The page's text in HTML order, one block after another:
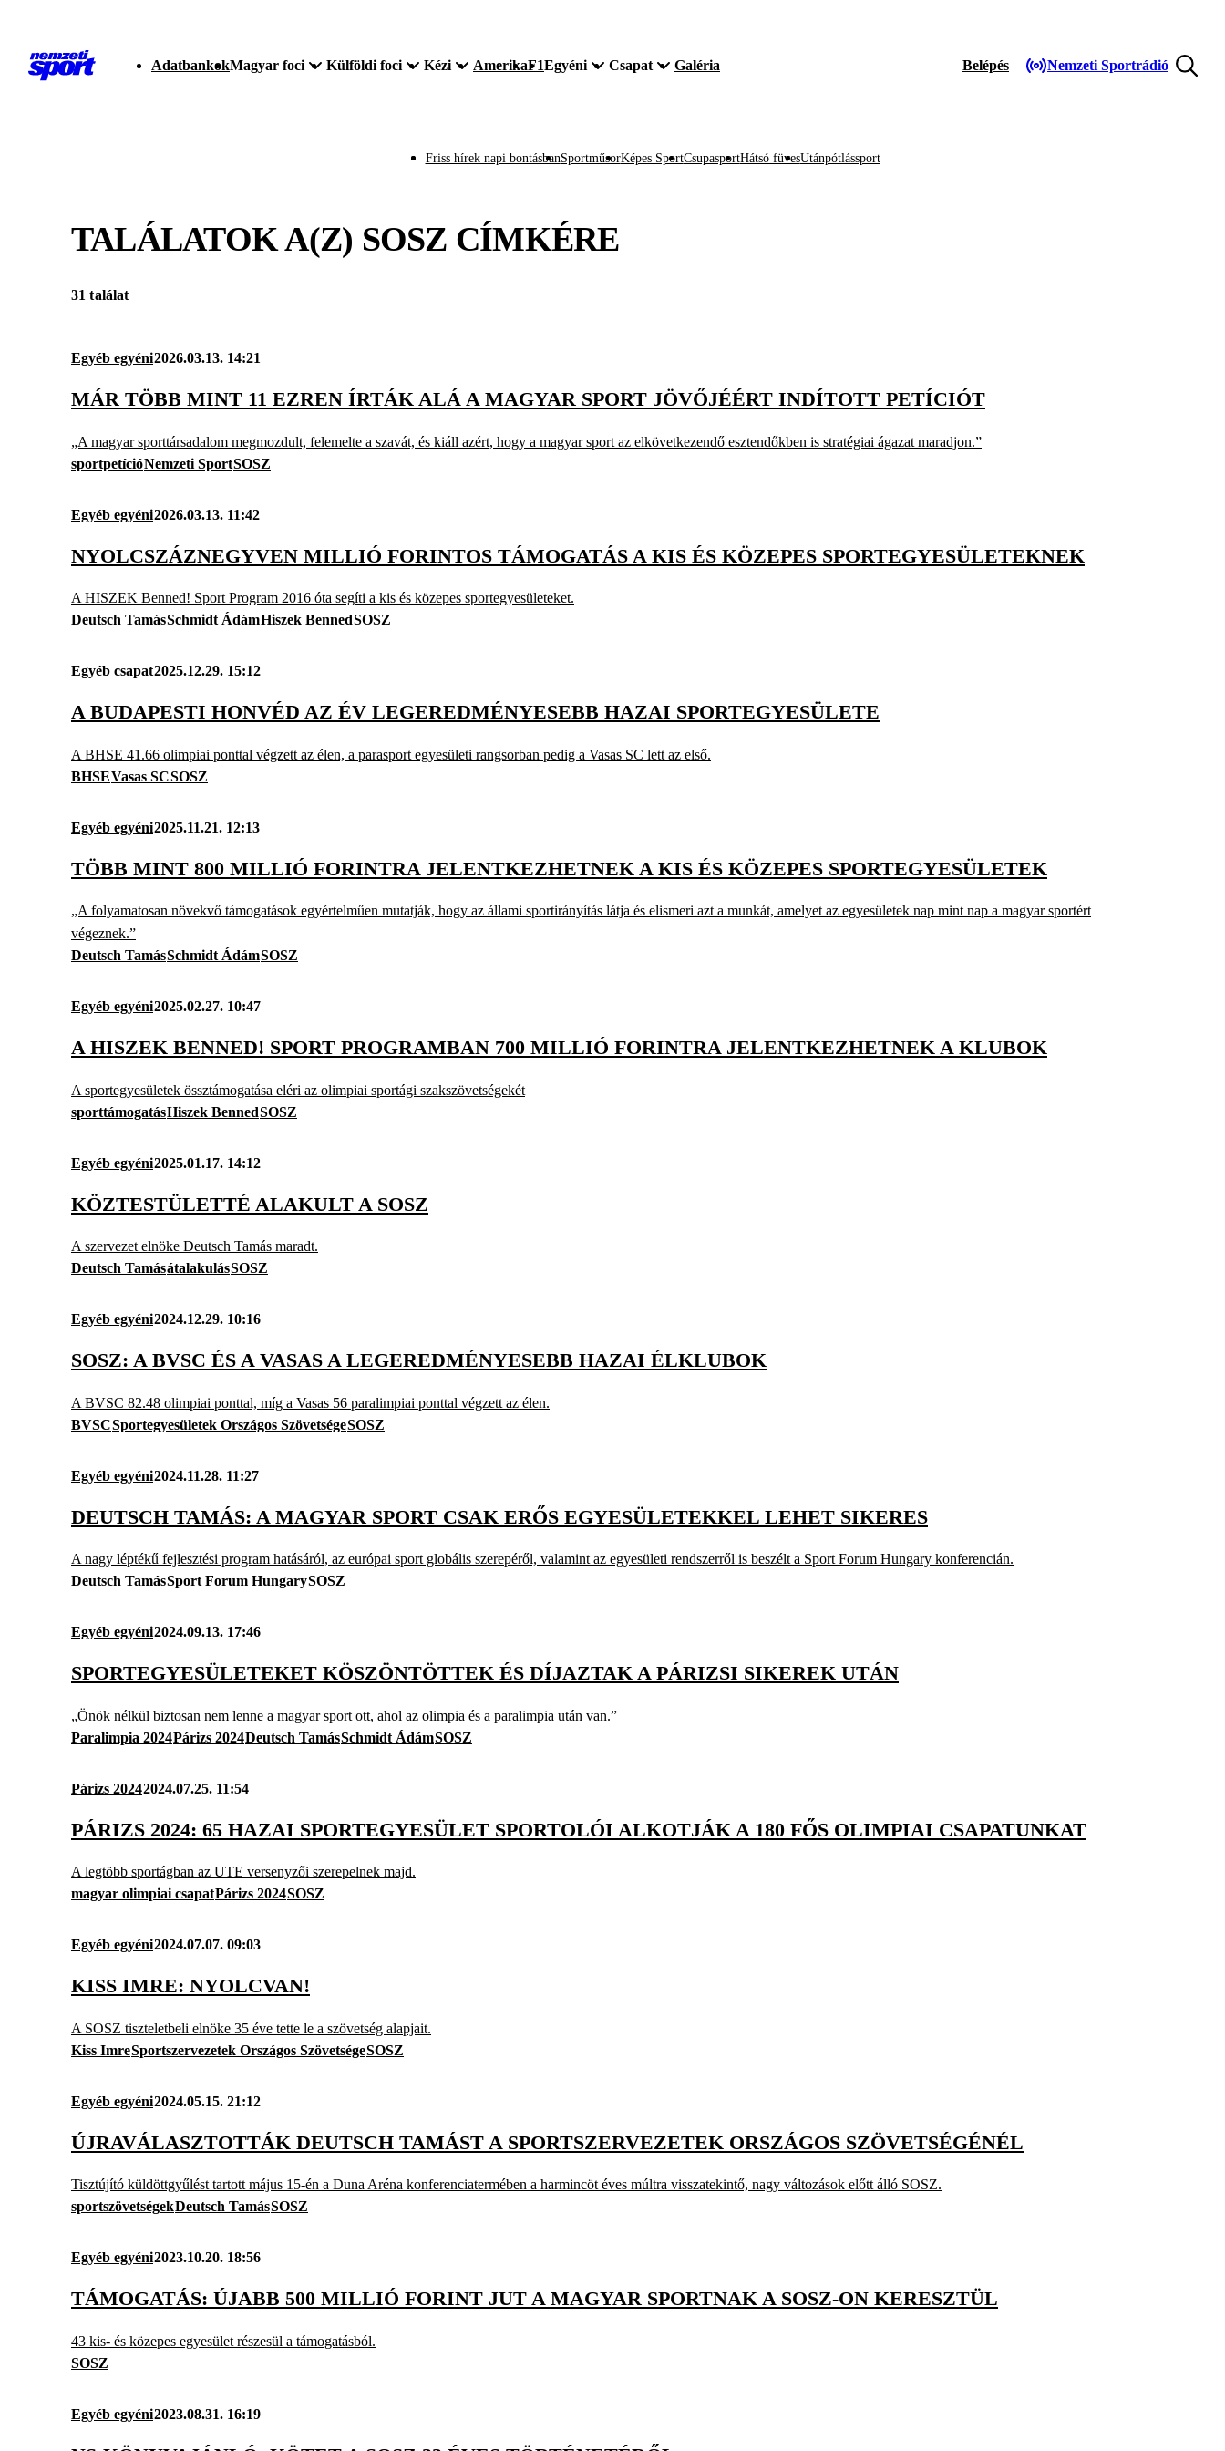
AdatbankokMagyar foci Külföldi foci Kézi AmerikaF1Egyéni Csapat Galéria Belépés Nemzeti Sportrádió
Friss hírek napi bontásbanSportműsorKépes SportCsupasportHátsó füvesUtánpótlássport
TALÁLATOK A(Z) SOSZ CÍMKÉRE
31 találat
Egyéb egyéni2026.03.13. 14:21
MÁR TÖBB MINT 11 EZREN ÍRTÁK ALÁ A MAGYAR SPORT JÖVŐJÉÉRT INDÍTOTT PETÍCIÓT
„A magyar sporttársadalom megmozdult, felemelte a szavát, és kiáll azért, hogy a magyar sport az elkövetkezendő esztendőkben is stratégiai ágazat maradjon.”
sportpetícióNemzeti SportSOSZ
Egyéb egyéni2026.03.13. 11:42
NYOLCSZÁZNEGYVEN MILLIÓ FORINTOS TÁMOGATÁS A KIS ÉS KÖZEPES SPORTEGYESÜLETEKNEK
A HISZEK Benned! Sport Program 2016 óta segíti a kis és közepes sportegyesületeket.
Deutsch TamásSchmidt ÁdámHiszek BennedSOSZ
Egyéb csapat2025.12.29. 15:12
A BUDAPESTI HONVÉD AZ ÉV LEGEREDMÉNYESEBB HAZAI SPORTEGYESÜLETE
A BHSE 41.66 olimpiai ponttal végzett az élen, a parasport egyesületi rangsorban pedig a Vasas SC lett az első.
BHSEVasas SCSOSZ
Egyéb egyéni2025.11.21. 12:13
TÖBB MINT 800 MILLIÓ FORINTRA JELENTKEZHETNEK A KIS ÉS KÖZEPES SPORTEGYESÜLETEK
„A folyamatosan növekvő támogatások egyértelműen mutatják, hogy az állami sportirányítás látja és elismeri azt a munkát, amelyet az egyesületek nap mint nap a magyar sportért
végeznek.”
Deutsch TamásSchmidt ÁdámSOSZ
Egyéb egyéni2025.02.27. 10:47
A HISZEK BENNED! SPORT PROGRAMBAN 700 MILLIÓ FORINTRA JELENTKEZHETNEK A KLUBOK
A sportegyesületek össztámogatása eléri az olimpiai sportági szakszövetségekét
sporttámogatásHiszek BennedSOSZ
Egyéb egyéni2025.01.17. 14:12
KÖZTESTÜLETTÉ ALAKULT A SOSZ
A szervezet elnöke Deutsch Tamás maradt.
Deutsch TamásátalakulásSOSZ
Egyéb egyéni2024.12.29. 10:16
SOSZ: A BVSC ÉS A VASAS A LEGEREDMÉNYESEBB HAZAI ÉLKLUBOK
A BVSC 82.48 olimpiai ponttal, míg a Vasas 56 paralimpiai ponttal végzett az élen.
BVSCSportegyesületek Országos SzövetségeSOSZ
Egyéb egyéni2024.11.28. 11:27
DEUTSCH TAMÁS: A MAGYAR SPORT CSAK ERŐS EGYESÜLETEKKEL LEHET SIKERES
A nagy léptékű fejlesztési program hatásáról, az európai sport globális szerepéről, valamint az egyesületi rendszerről is beszélt a Sport Forum Hungary konferencián.
Deutsch TamásSport Forum HungarySOSZ
Egyéb egyéni2024.09.13. 17:46
SPORTEGYESÜLETEKET KÖSZÖNTÖTTEK ÉS DÍJAZTAK A PÁRIZSI SIKEREK UTÁN
„Önök nélkül biztosan nem lenne a magyar sport ott, ahol az olimpia és a paralimpia után van.”
Paralimpia 2024Párizs 2024Deutsch TamásSchmidt ÁdámSOSZ
Párizs 20242024.07.25. 11:54
PÁRIZS 2024: 65 HAZAI SPORTEGYESÜLET SPORTOLÓI ALKOTJÁK A 180 FŐS OLIMPIAI CSAPATUNKAT
A legtöbb sportágban az UTE versenyzői szerepelnek majd.
magyar olimpiai csapatPárizs 2024SOSZ
Egyéb egyéni2024.07.07. 09:03
KISS IMRE: NYOLCVAN!
A SOSZ tiszteletbeli elnöke 35 éve tette le a szövetség alapjait.
Kiss ImreSportszervezetek Országos SzövetségeSOSZ
Egyéb egyéni2024.05.15. 21:12
ÚJRAVÁLASZTOTTÁK DEUTSCH TAMÁST A SPORTSZERVEZETEK ORSZÁGOS SZÖVETSÉGÉNÉL
Tisztújító küldöttgyűlést tartott május 15-én a Duna Aréna konferenciatermében a harmincöt éves múltra visszatekintő, nagy változások előtt álló SOSZ.
sportszövetségekDeutsch TamásSOSZ
Egyéb egyéni2023.10.20. 18:56
TÁMOGATÁS: ÚJABB 500 MILLIÓ FORINT JUT A MAGYAR SPORTNAK A SOSZ-ON KERESZTÜL
43 kis- és közepes egyesület részesül a támogatásból.
SOSZ
Egyéb egyéni2023.08.31. 16:19